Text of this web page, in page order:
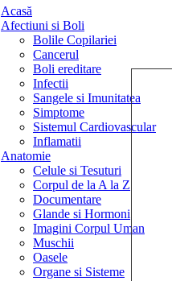
Acasă
Afectiuni si Boli
Bolile Copilariei
Cancerul
Boli ereditare
Infectii
Sangele si Imunitatea
Simptome
Sistemul Cardiovascular
Inflamatii
Anatomie
Celule si Tesuturi
Corpul de la A la Z
Documentare
Glande si Hormoni
Imagini Corpul Uman
Muschii
Oasele
Organe si Sisteme